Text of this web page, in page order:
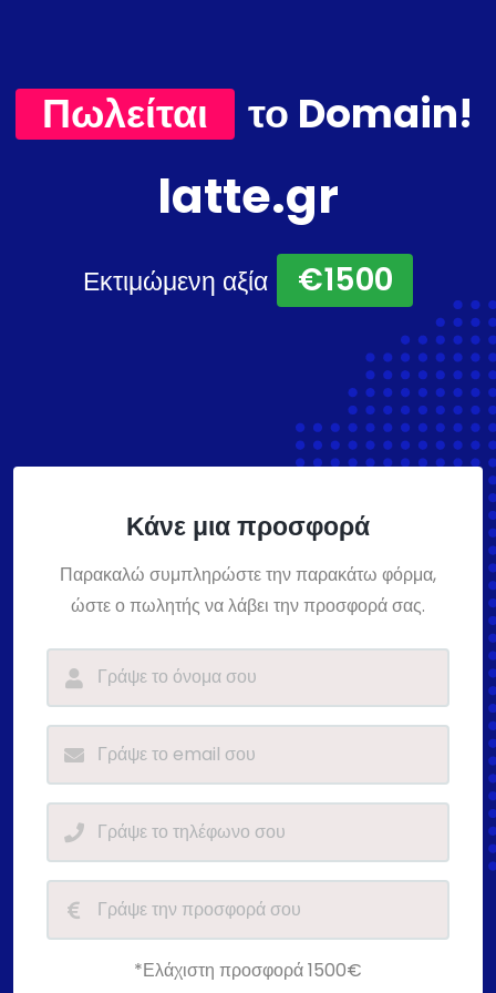
Πωλείται το Domain!
latte.gr
Εκτιμώμενη αξία €1500
Κάνε μια προσφορά
Παρακαλώ συμπληρώστε την παρακάτω φόρμα,
ώστε ο πωλητής να λάβει την προσφορά σας.
*Ελάχιστη προσφορά 1500€